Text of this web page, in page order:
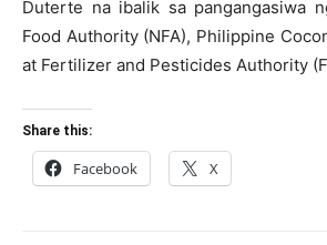
Duterte na ibalik sa pangangasiwa
Food Authority (NFA), Philippine
at Fertilizer and Pesticides Authority
Share this:
Facebook X